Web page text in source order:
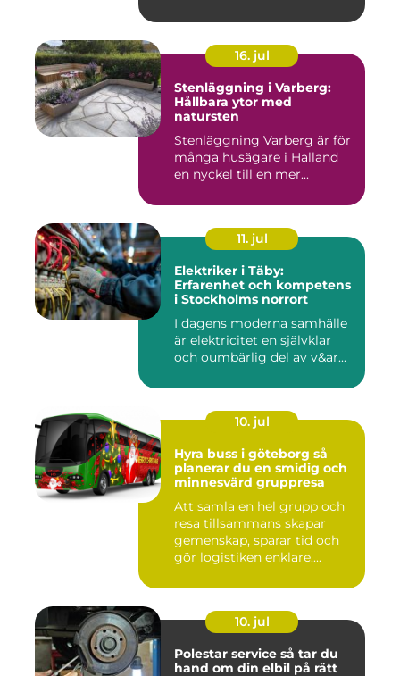
16. jul
Stenläggning i Varberg:
Hållbara ytor med
natursten
Stenläggning Varberg är för
många husägare i Halland
en nyckel till en mer...
11. jul
Elektriker i Täby:
Erfarenhet och kompetens
i Stockholms norrort
I dagens moderna samhälle
är elektricitet en självklar
och oumbärlig del av v&ar...
10. jul
Hyra buss i göteborg så
planerar du en smidig och
minnesvärd gruppresa
Att samla en hel grupp och
resa tillsammans skapar
gemenskap, sparar tid och
gör logistiken enklare....
10. jul
Polestar service så tar du
hand om din elbil på rätt